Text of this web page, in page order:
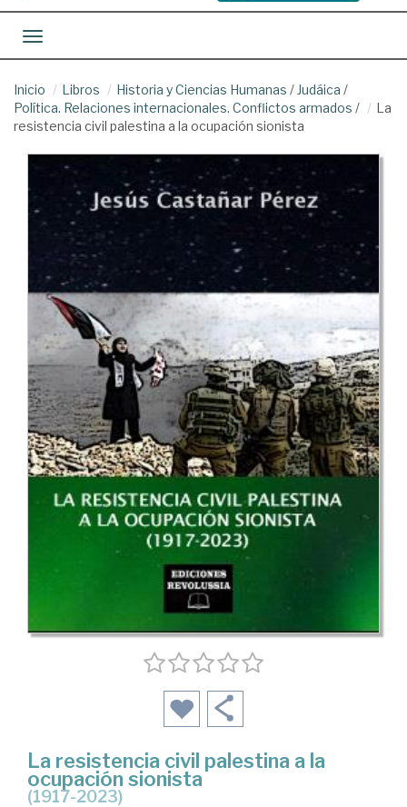
Toggle navigation
Inicio Libros Historia y Ciencias Humanas / Judáica /
Política. Relaciones internacionales. Conflictos armados /
La
resistencia civil palestina a la ocupación sionista
La resistencia civil palestina a la
ocupación sionista
(1917-2023)